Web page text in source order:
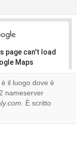
page can't load
Maps
you
this
OK
il luogo dove è
nameserver
. È scritto